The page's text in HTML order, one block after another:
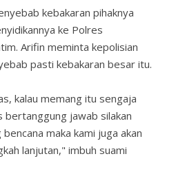
kebakaran pihaknya
ke Polres
Arifin meminta kepolisian
pasti kebakaran besar itu.
kalau memang itu sengaja
bertanggung jawab silakan
maka kami juga akan
lanjutan," imbuh suami